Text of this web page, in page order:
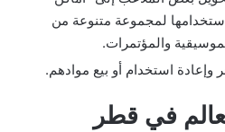
لمجموعة متنوعة من
والمؤتمرات.
وإعادة استخدام أو بيع موادهم.
في قطر